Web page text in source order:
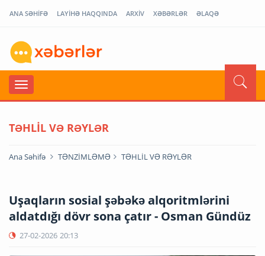
ANA SƏHİFƏ LAYİHƏ HAQQINDA ARXİV XƏBƏRLƏR ƏLAQƏ
TƏHLİL VƏ RƏYLƏR
Ana Səhifə TƏNZİMLƏMƏ TƏHLİL VƏ RƏYLƏR
Uşaqların sosial şəbəkə alqoritmlərini
aldatdığı dövr sona çatır - Osman Gündüz
27-02-2026 20:13